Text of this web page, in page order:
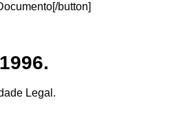
button]
Legal.